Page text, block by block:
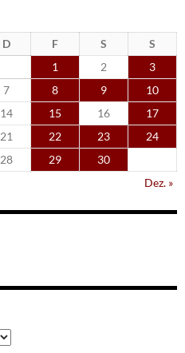
D F S
S
1
2
3
7 8 9
10
14 15 16
17
21 22 23
24
28 29
30
Dez. »